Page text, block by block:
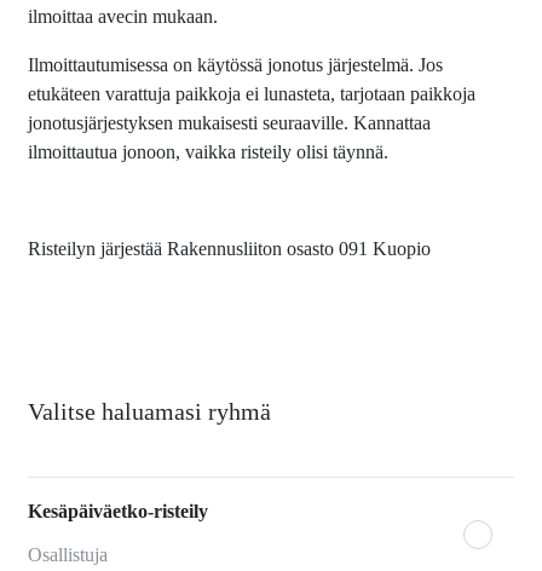
ilmoittaa avecin mukaan.
Ilmoittautumisessa on käytössä jonotus järjestelmä. Jos
etukäteen varattuja paikkoja ei lunasteta, tarjotaan paikkoja
jonotusjärjestyksen mukaisesti seuraaville. Kannattaa
ilmoittautua jonoon, vaikka risteily olisi täynnä.
Risteilyn järjestää Rakennusliiton osasto 091 Kuopio
Valitse haluamasi ryhmä
Kesäpäiväetko-risteily
Osallistuja